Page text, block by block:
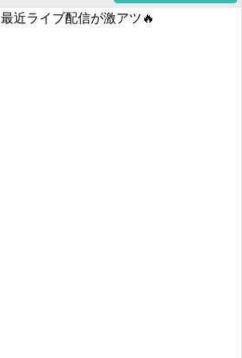
最近ライブ配信が激アツ🔥